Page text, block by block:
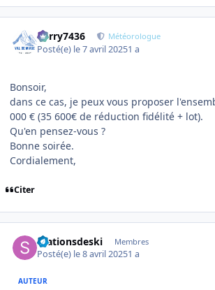
Perry7436 Météorologue
Posté(e) le 7 avril 20251 a
Bonsoir,
dans ce cas, je peux vous proposer
000 € (35 600€ de réduction fidélité + lot).
Qu'en pensez-vous ?
Bonne soirée.
Cordialement,
Citer
Stationsdeski Membres
Posté(e) le 8 avril 20251 a
AUTEUR